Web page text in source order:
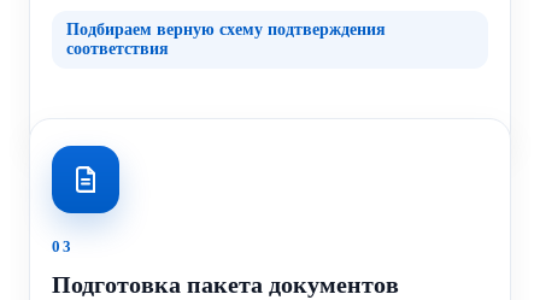
Подбираем верную схему подтверждения
соответствия
03
Подготовка пакета документов